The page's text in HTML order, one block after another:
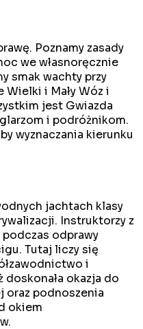
Poznamy zasady
we własnoręcznie
smak wachty przy
Wielki i Mały Wóz i
jest Gwiazda
i podróżnikom.
wyznaczania kierunku
jachtach klasy
Instruktorzy z
odprawy
Tutaj liczy się
i
doskonała okazja do
oraz podnoszenia
okiem